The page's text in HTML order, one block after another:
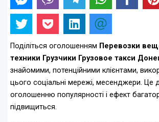
Поділіться оголошенням Перевозки
техники Грузчики Грузовое такси
знайомими, потенційними клієнтами,
цього соціальні мережі, месенджери. Це
оголошенню популярності і ефект
підвищиться.